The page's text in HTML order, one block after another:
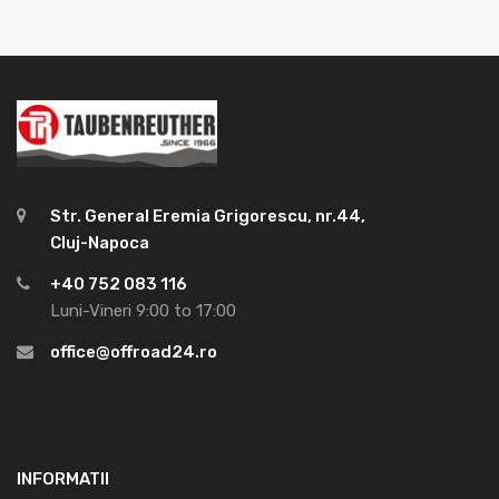
Str. General Eremia Grigorescu, nr.44,
Cluj-Napoca
+40 752 083 116
Luni-Vineri 9:00 to 17:00
office@offroad24.ro
INFORMATII